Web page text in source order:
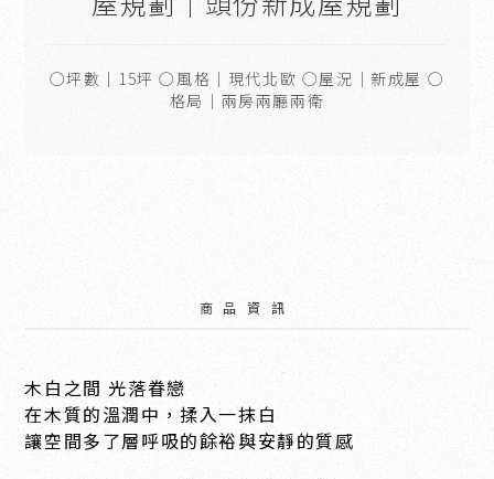
○坪數｜15坪 ○風格｜現代北歐 ○屋況｜新成屋 ○
格局｜兩房兩廳兩衛
商品資訊
木白之間 光落眷戀
在木質的溫潤中，揉入一抹白
讓空間多了層呼吸的餘裕與安靜的質感